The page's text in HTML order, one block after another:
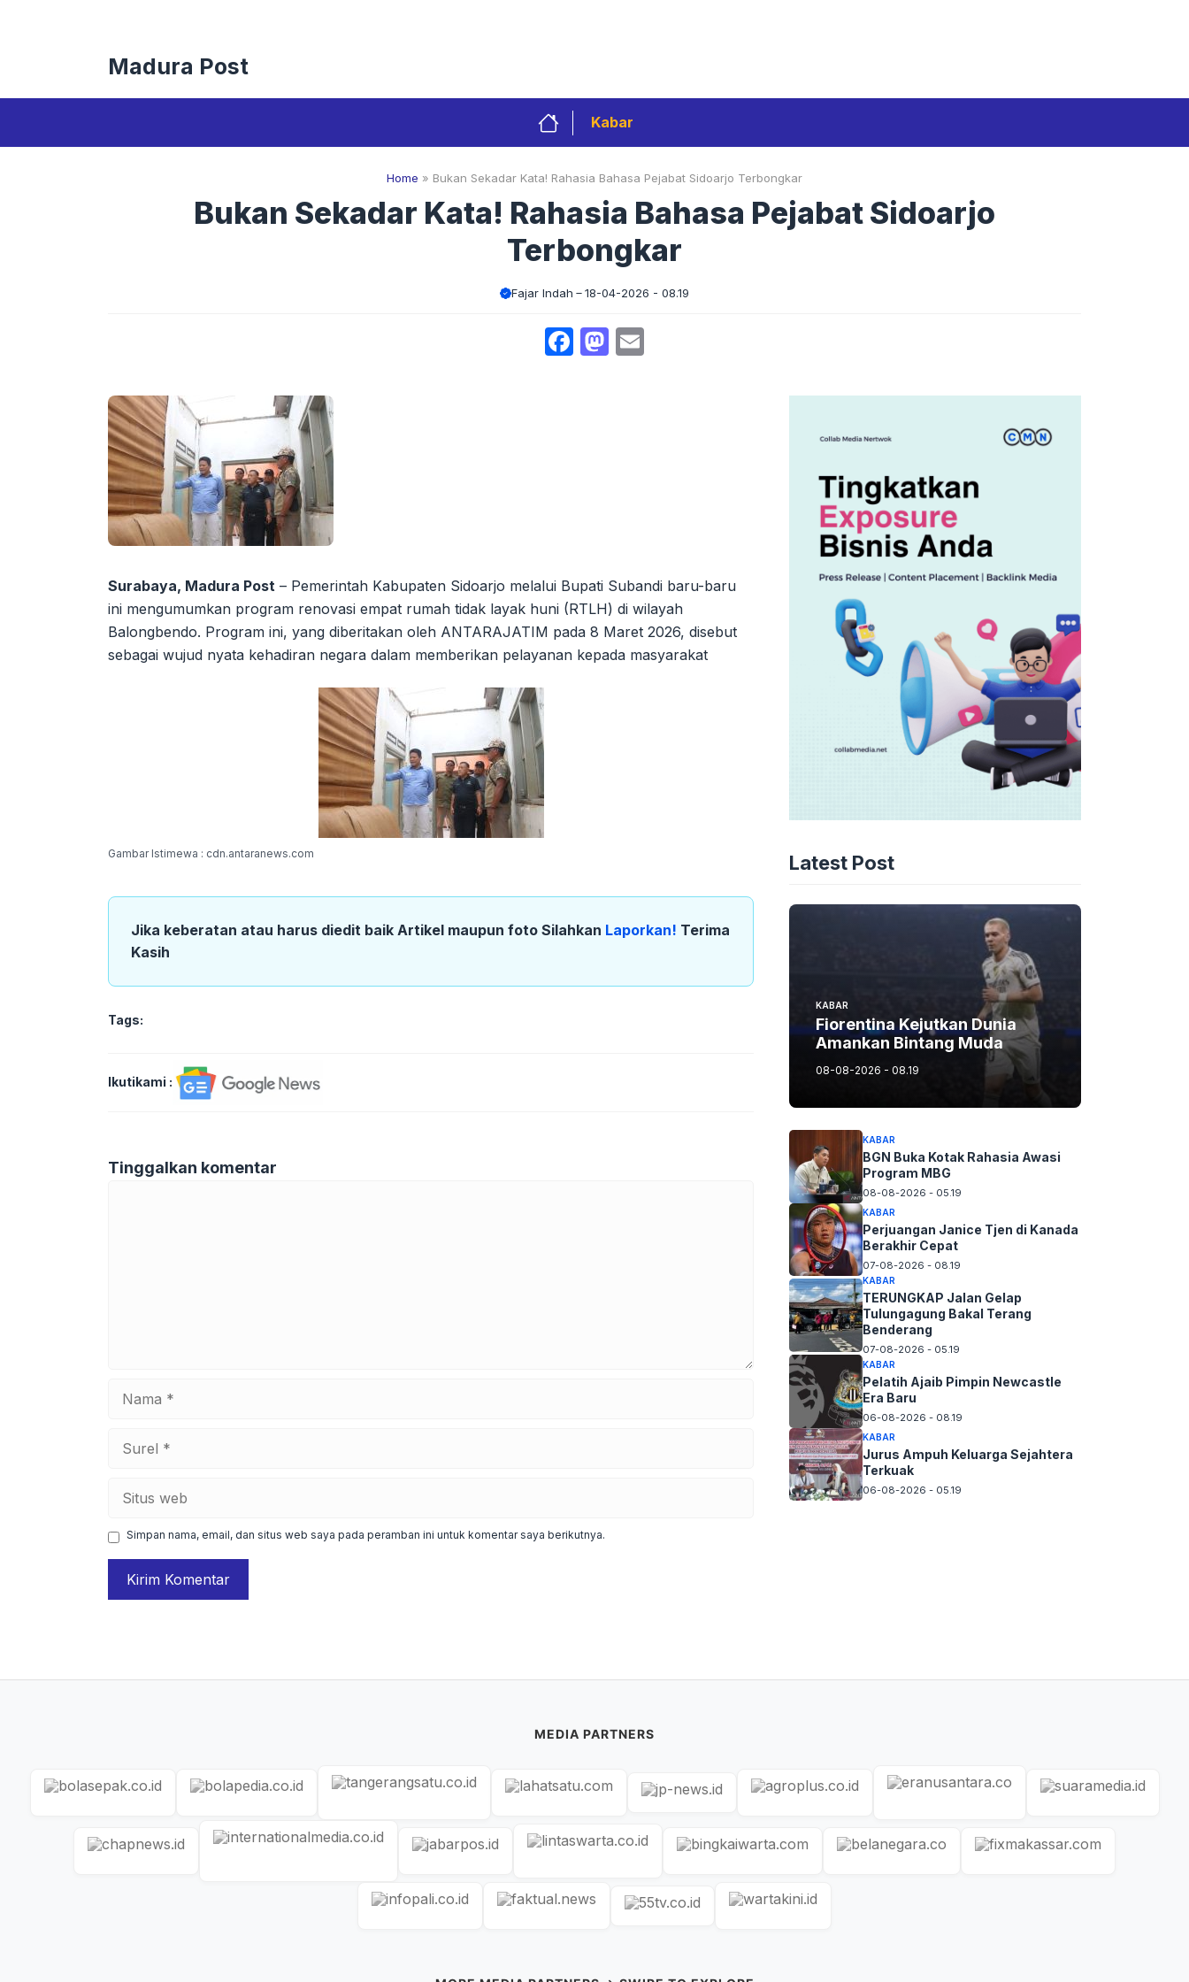
Madura Post
Kabar
Home » Bukan Sekadar Kata! Rahasia Bahasa Pejabat Sidoarjo Terbongkar
Bukan Sekadar Kata! Rahasia Bahasa Pejabat Sidoarjo
Terbongkar
Fajar Indah 18-04-2026 - 08.19
Facebook
Mastodon
Surabaya, Madura Post – Pemerintah Kabupaten Sidoarjo melalui Bupati Subandi baru-baru
ini mengumumkan program renovasi empat rumah tidak layak huni (RTLH) di wilayah
Balongbendo. Program ini, yang diberitakan oleh ANTARAJATIM pada 8 Maret 2026, disebut
sebagai wujud nyata kehadiran negara dalam memberikan pelayanan kepada masyarakat
Gambar Istimewa : cdn.antaranews.com
Jika keberatan atau harus diedit baik Artikel maupun foto Silahkan Laporkan! Terima
Kasih
Tags:
Ikutikami :
Tinggalkan komentar
web
Simpan nama, email, dan situs web saya pada peramban ini untuk komentar saya berikutnya.
Latest Post
KABAR
Fiorentina Kejutkan Dunia
Amankan Bintang Muda
08-08-2026 - 08.19
KABAR
BGN Buka Kotak Rahasia Awasi
Program MBG
08-08-2026 - 05.19
KABAR
Perjuangan Janice Tjen di Kanada
Berakhir Cepat
07-08-2026 - 08.19
KABAR
TERUNGKAP Jalan Gelap
Tulungagung Bakal Terang
Benderang
07-08-2026 - 05.19
KABAR
Pelatih Ajaib Pimpin Newcastle
Era Baru
06-08-2026 - 08.19
KABAR
Jurus Ampuh Keluarga Sejahtera
Terkuak
06-08-2026 - 05.19
MEDIA PARTNERS